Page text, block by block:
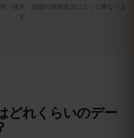
・端末・回線の混雑状況によって異なりま
す。
どれくらいのデー